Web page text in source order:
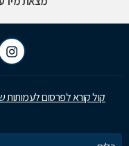
קול קורא לפרסום לעמותות